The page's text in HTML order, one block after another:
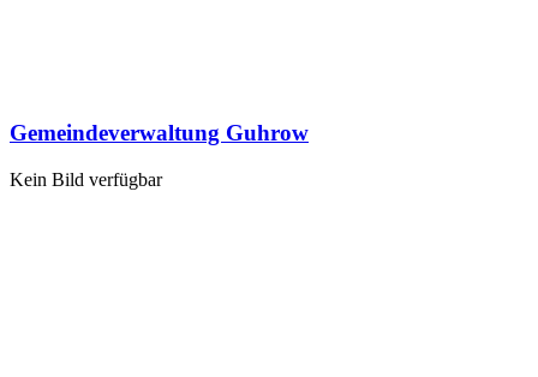
Gemeindeverwaltung Guhrow
Kein Bild verfügbar